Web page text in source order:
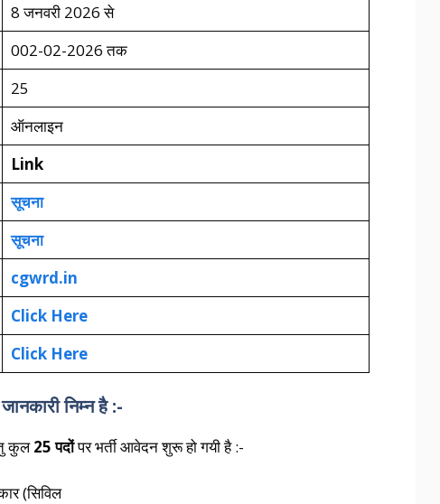
8 जनवरी 2026 से
002-02-2026 तक
25
ऑनलाइन
Link
सूचना
सूचना
cgwrd.in
Click Here
Click Here
निम्न है :-
कुल25 पदोंपर भर्ती आवेदन शुरू हो गयी है :-
(सिविल